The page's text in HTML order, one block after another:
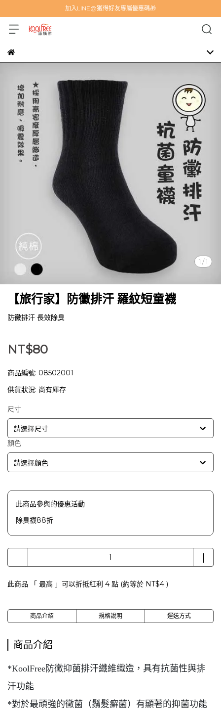
加入LINE@獲得好友專屬優惠碼🎁
1 /1
【旅行家】防黴排汗 羅紋短童襪
防黴排汗 長效除臭
NT$80
商品編號: 08502001
供貨狀況: 尚有庫存
尺寸
請選擇尺寸
顏色
請選擇顏色
此商品參與的優惠活動
除臭襪88折
此商品 「 最高 」可以折抵紅利 4 點 (約等於 NT$4 )
商品介紹 規格說明 運送方式
商品介紹
*KoolFree防黴抑菌排汗纖維織造，具有抗菌性與排
汗功能
*對於最頑強的黴菌（鬚髮癬菌）有顯著的抑菌功能